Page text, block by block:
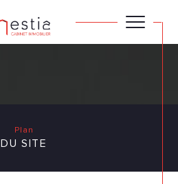
Plan
DU SITE